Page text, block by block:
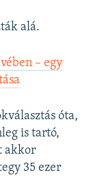
alá.
– egy
óta,
is tartó,
akkor
35 ezer